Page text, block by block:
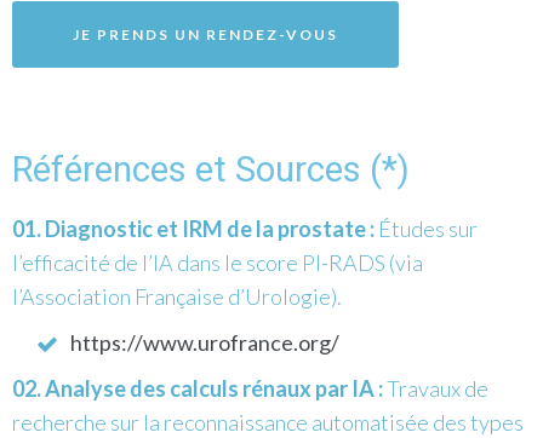
JE PRENDS UN RENDEZ-VOUS
Références et Sources (*)
Diagnostic et IRM de la prostate : Études sur
l’efficacité de l’IA dans le score PI-RADS (via
l’Association Française d’Urologie).
https://www.urofrance.org/
Analyse des calculs rénaux par IA :Travaux de
recherche sur la reconnaissance automatisée des types